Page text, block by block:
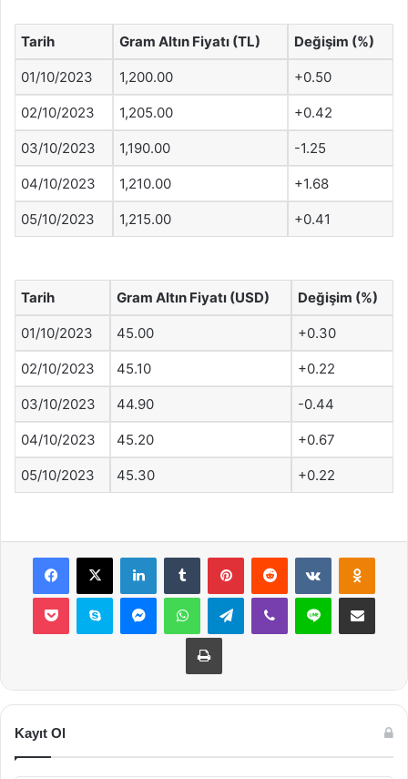
Tarih Gram Altın Fiyatı (TL) Değişim (%)
01/10/2023 1,200.00 +0.50
02/10/2023 1,205.00 +0.42
03/10/2023 1,190.00 -1.25
04/10/2023 1,210.00 +1.68
05/10/2023 1,215.00 +0.41
Tarih Gram Altın Fiyatı (USD) Değişim (%)
01/10/2023 45.00 +0.30
02/10/2023 45.10 +0.22
03/10/2023 44.90 -0.44
04/10/2023 45.20 +0.67
05/10/2023 45.30 +0.22
Facebook
X LinkedInTumblr PinterestReddit VKontakte
Pocket Skype MessengerWhatsAppTelegramViber Line E-Posta ile
Yazdır
Kayıt Ol